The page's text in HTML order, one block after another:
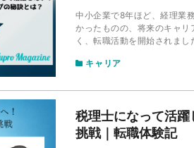
中小企業で8年ほど、経理業
かったものの、将来のキャ
く、転職活動を開始されま
ます。
キャリア
税理士になって活
挑戦｜転職体験記